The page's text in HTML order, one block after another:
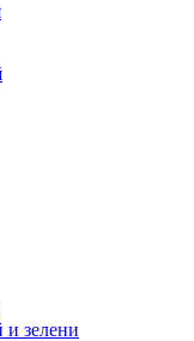
зелени